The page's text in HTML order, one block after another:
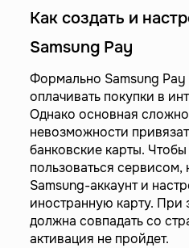
Как создать и
Samsung Pay
Формально Samsung Pay
оплачивать покупки в
Однако основная
невозможности
банковские карты.
пользоваться сервисом,
Samsung-аккаунт и
иностранную карту. При
должна совпадать со
активация не пройдет.